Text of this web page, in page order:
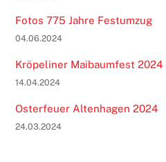
Fotos 775 Jahre Festumzug
04.06.2024
Kröpeliner Maibaumfest 2024
14.04.2024
Osterfeuer Altenhagen 2024
24.03.2024